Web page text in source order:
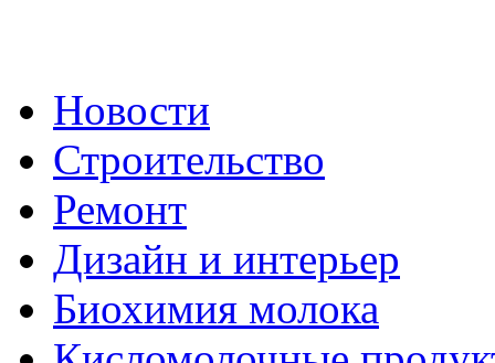
Новости
Строительство
Ремонт
Дизайн и интерьер
Биохимия молока